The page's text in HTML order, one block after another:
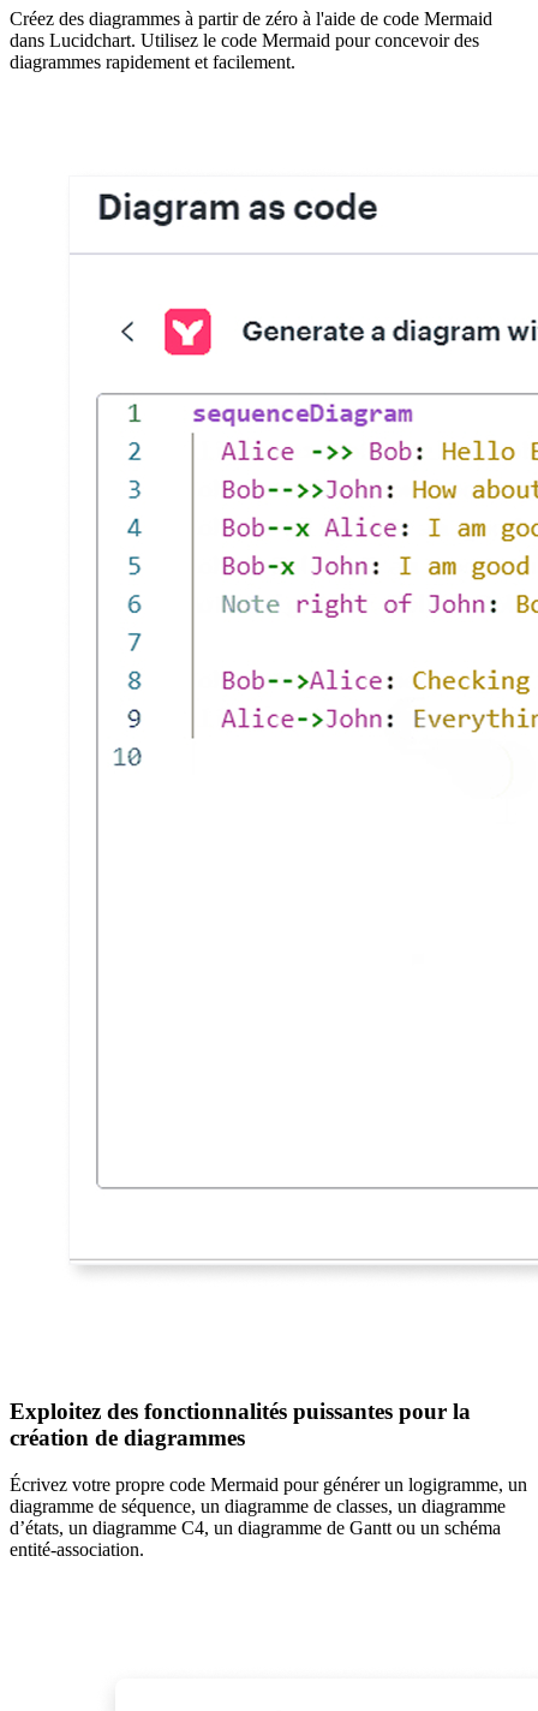
Créez des diagrammes à partir de zéro à l'aide de code Mermaid
dans Lucidchart. Utilisez le code Mermaid pour concevoir des
diagrammes rapidement et facilement.
Exploitez des fonctionnalités puissantes pour la
création de diagrammes
Écrivez votre propre code Mermaid pour générer un logigramme, un
diagramme de séquence, un diagramme de classes, un diagramme
d’états, un diagramme C4, un diagramme de Gantt ou un schéma
entité-association.